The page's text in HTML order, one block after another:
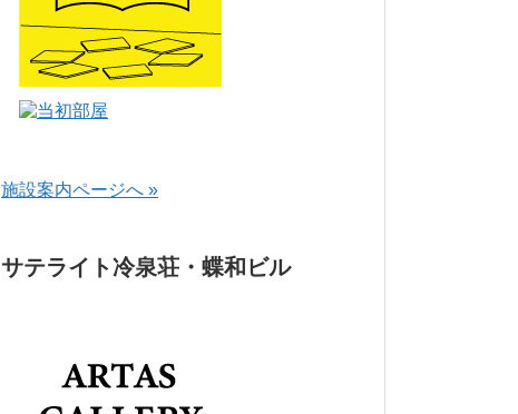
施設案内ページへ »
サテライト冷泉荘・蝶和ビル